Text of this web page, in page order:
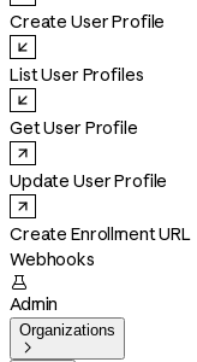
Create User Profile
List User Profiles
Get User Profile
Update User Profile
Create Enrollment URL
Webhooks

Admin
Organizations
